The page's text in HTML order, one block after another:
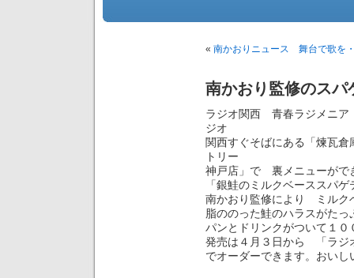
« 南かおりニュース 舞台で歌を
南かおり監修のスパ
ラジオ関西 青春ラジメニア
ジオ
関西すぐそばにある「煉瓦
トリー
神戸店」で 裏メニューがで
「銀鮭のミルクベーススパゲ
南かおり監修により ミルク
脂ののった鮭のハラスがたっ
パンとドリンクがついて１０
発売は４月３日から 「ラジ
でオーダーできます。おいし